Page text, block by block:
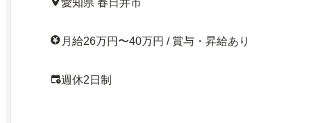
愛知県 春日井市
月給26万円〜40万円 / 賞与・昇給あり
週休2日制